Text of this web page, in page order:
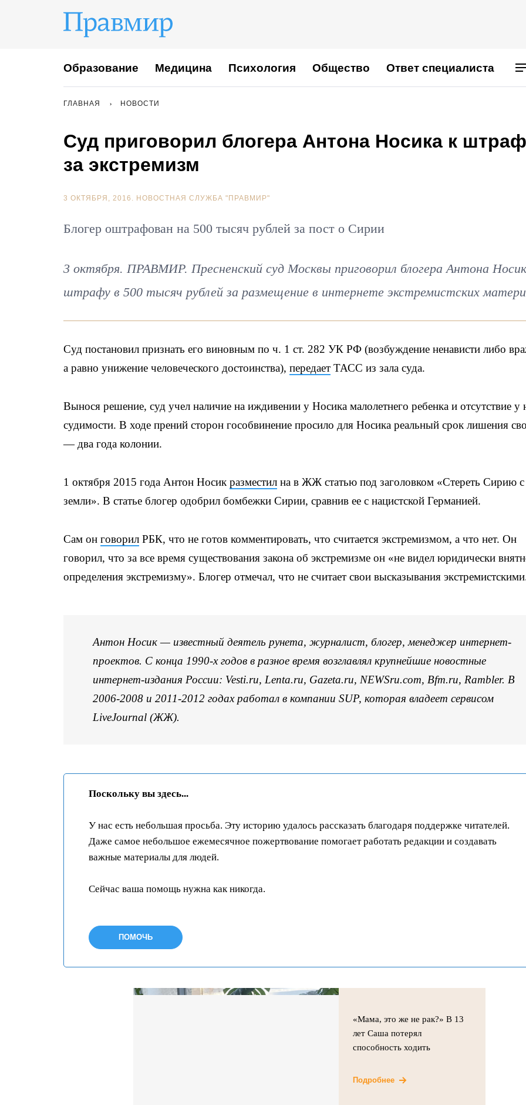
Образование Медицина Психология Общество Ответ специалиста
ГЛАВНАЯ НОВОСТИ
Суд приговорил блогера Антона Носика к
за экстремизм
3 ОКТЯБРЯ, 2016. НОВОСТНАЯ СЛУЖБА "ПРАВМИР"
Блогер оштрафован на 500 тысяч рублей за пост о Сирии
3 октября. ПРАВМИР. Пресненский суд Москвы приговорил блогера Антона
штрафу в 500 тысяч рублей за размещение в интернете экстремистских
Суд постановил признать его виновным по ч. 1 ст. 282 УК РФ (возбуждение ненависти либо
а равно унижение человеческого достоинства), передает ТАСС из зала суда.
Вынося решение, суд учел наличие на иждивении у Носика малолетнего ребенка и отсутствие у
судимости. В ходе прений сторон гособвинение просило для Носика реальный срок лишения
— два года колонии.
1 октября 2015 года Антон Носик разместил на в ЖЖ статью под заголовком «Стереть Сирию с
земли». В статье блогер одобрил бомбежки Сирии, сравнив ее с нацистской Германией.
Сам он говорил РБК, что не готов комментировать, что считается экстремизмом, а что нет. Он
говорил, что за все время существования закона об экстремизме он «не видел юридически
определения экстремизму». Блогер отмечал, что не считает свои высказывания
Антон Носик — известный деятель рунета, журналист, блогер, менеджер интернет-
проектов. С конца 1990-х годов в разное время возглавлял крупнейшие новостные
интернет-издания России: Vesti.ru, Lenta.ru, Gazeta.ru, NEWSru.com, Bfm.ru, Rambler. В
2006-2008 и 2011-2012 годах работал в компании SUP, которая владеет сервисом
LiveJournal (ЖЖ).
Поскольку вы здесь...
У нас есть небольшая просьба. Эту историю удалось рассказать благодаря поддержке читателей.
Даже самое небольшое ежемесячное пожертвование помогает работать редакции и создавать
важные материалы для людей.
Сейчас ваша помощь нужна как никогда.
ПОМОЧЬ
«Мама, это же не рак?» В 13
лет Саша потерял
способность ходить
Подробнее